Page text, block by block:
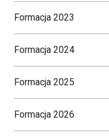
Formacja 2023
Formacja 2024
Formacja 2025
Formacja 2026